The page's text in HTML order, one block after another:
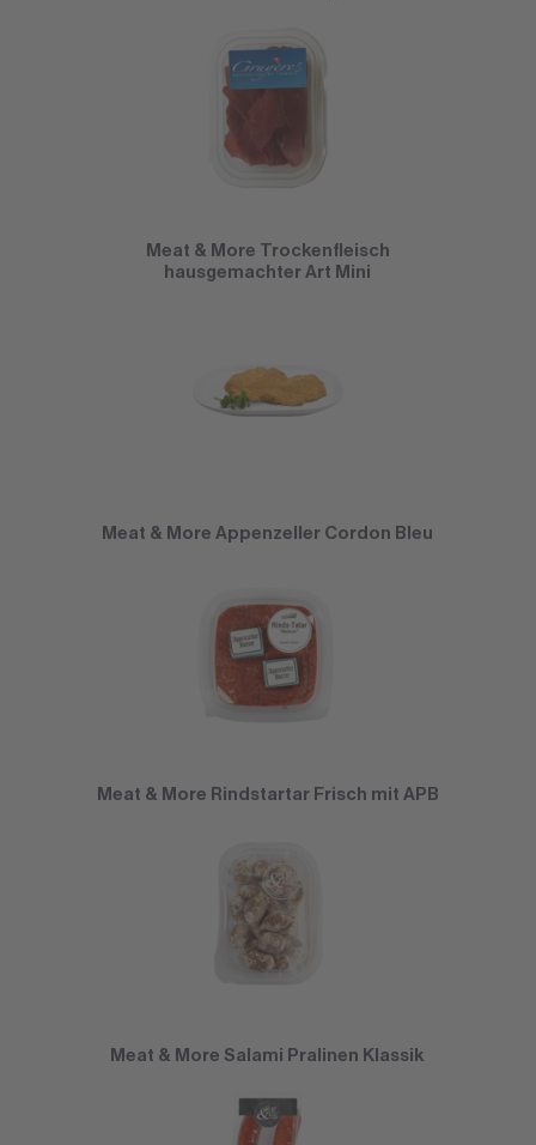
Meat & More Trockenfleisch
hausgemachter Art Mini
Meat & More Appenzeller Cordon Bleu
Meat & More Rindstartar Frisch mit APB
Meat & More Salami Pralinen Klassik